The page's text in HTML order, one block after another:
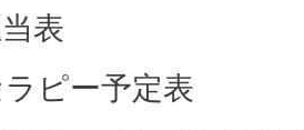
表
ピー予定表